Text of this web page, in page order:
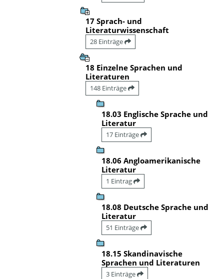
17 Sprach- und
Literaturwissenschaft
28 Einträge
18 Einzelne Sprachen und
Literaturen
148 Einträge
18.03 Englische Sprache und
Literatur
17 Einträge
18.06 Angloamerikanische
Literatur
1 Eintrag
18.08 Deutsche Sprache und
Literatur
51 Einträge
18.15 Skandinavische
Sprachen und Literaturen
3 Einträge